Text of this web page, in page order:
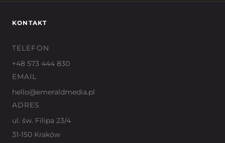
KONTAKT
TELEFON
+48 573 444 830
EMAIL
hello@emeraldmedia.pl
ADRES
ul. św. Filipa 23/4
31-150 Kraków